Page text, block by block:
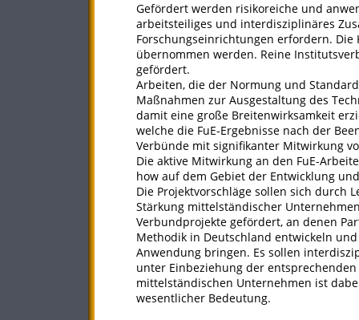
Gefördert werden risikoreiche und
arbeitsteiliges und interdisziplinäres
Forschungseinrichtungen erfordern.
übernommen werden. Reine
gefördert.
Arbeiten, die der Normung und
Maßnahmen zur Ausgestaltung des
damit eine große Breitenwirksamkeit
welche die FuE-Ergebnisse nach der
Verbünde mit signifikanter Mitwirkung
Die aktive Mitwirkung an den FuE-
how auf dem Gebiet der Entwicklung
Die Projektvorschläge sollen sich durch
Stärkung mittelständischer
Verbundprojekte gefördert, an denen
Methodik in Deutschland entwickeln
Anwendung bringen. Es sollen
unter Einbeziehung der
mittelständischen Unternehmen ist
wesentlicher Bedeutung.